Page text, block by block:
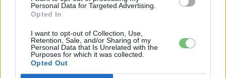
Personal Data for Targeted Advertising.
Opted In
I want to opt-out of Collection, Use,
Retention, Sale, and/or Sharing of my
Personal Data that Is Unrelated with the
Purposes for which it was collected.
Opted Out
stratégiáját
2021-02-09
Ho Sung Song, a Kia vezérigazgatója szerint teljes átalakulás vár a
márkára, aminek záloga 7 tisztán elektromos és 4 PHEV jármű!